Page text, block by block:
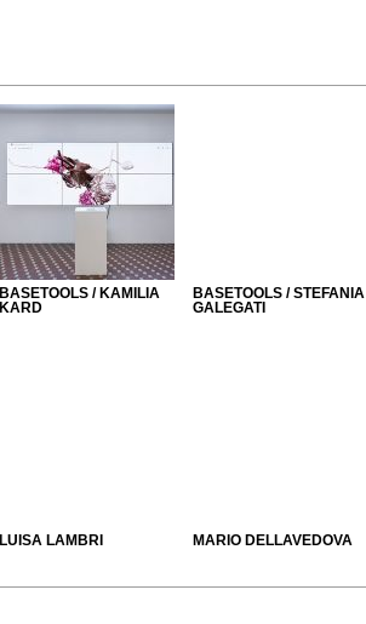
BASETOOLS / KAMILIA
KARD
BASETOOLS / STEFANIA
GALEGATI
LUISA LAMBRI MARIO DELLAVEDOVA